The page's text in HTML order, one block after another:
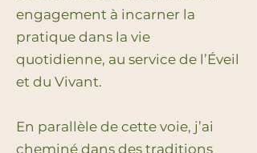
engagement à incarner la
pratique dans la vie
quotidienne, au service de l’Éveil
et du Vivant.
En parallèle de cette voie, j’ai
cheminé dans des traditions